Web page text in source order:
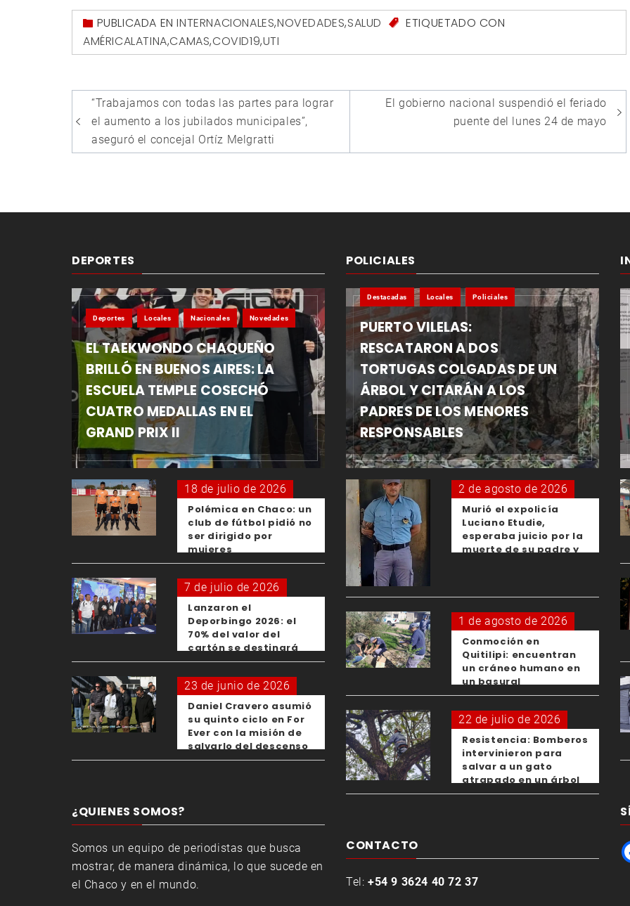
PUBLICADA ENINTERNACIONALES,NOVEDADES,SALUD
ETIQUETADO CON
AMÉRICALATINA,CAMAS,COVID19,UTI
Navegación
de
entradas
“Trabajamos con todas las partes para lograr
el aumento a los jubilados municipales”,
aseguró el concejal Ortíz Melgratti
El gobierno nacional suspendió el feriado
puente del lunes 24 de mayo
DEPORTES
Deportes Locales Nacionales Novedades
EL TAEKWONDO CHAQUEÑO
BRILLÓ EN BUENOS AIRES: LA
ESCUELA TEMPLE COSECHÓ
CUATRO MEDALLAS EN EL
GRAND PRIX II
18 de julio de 2026
Polémica en Chaco: un
club de fútbol pidió no
ser dirigido por
mujeres
7 de julio de 2026
Lanzaron el
Deporbingo 2026: el
70% del valor del
cartón se destinará
para los clubes
23 de junio de 2026
Daniel Cravero asumió
su quinto ciclo en For
Ever con la misión de
salvarlo del descenso
¿QUIENES SOMOS?
Somos un equipo de periodistas que busca
mostrar, de manera dinámica, lo que sucede en
el Chaco y en el mundo.
POLICIALES
Destacadas Locales Policiales
PUERTO VILELAS:
RESCATARON A DOS
TORTUGAS COLGADAS DE UN
ÁRBOL Y CITARÁN A LOS
PADRES DE LOS MENORES
RESPONSABLES
2 de agosto de 2026
Murió el expolicía
Luciano Etudie,
esperaba juicio por la
muerte de su padre y
1 de agosto de 2026
Conmoción en
Quitilipi: encuentran
un cráneo humano en
un basural
22 de julio de 2026
Resistencia: Bomberos
intervinieron para
salvar a un gato
atrapado en un árbol
CONTACTO
Tel: +54 9 3624 40 72 37